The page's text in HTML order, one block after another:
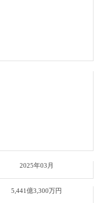
2025年03月
5,441億3,300万円